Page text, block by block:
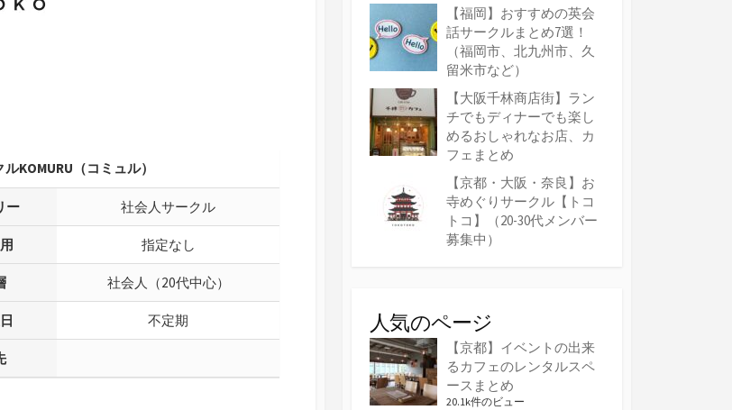
KOMURU（コミュル）
ー 社会人サークル
指定なし
社会人（20代中心）
不定期
【福岡】おすすめの英会
話サークルまとめ7選！
（福岡市、北九州市、久
留米市など）
【大阪千林商店街】ラン
チでもディナーでも楽し
めるおしゃれなお店、カ
フェまとめ
【京都・大阪・奈良】お
寺めぐりサークル【トコ
トコ】（20-30代メンバー
募集中）
人気のページ
【京都】イベントの出来
るカフェのレンタルスペ
ースまとめ
20.1k件のビュー